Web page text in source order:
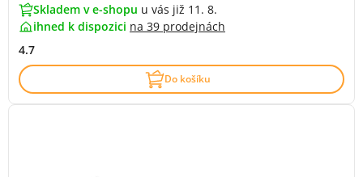
Skladem v e-shopu u vás již 11. 8.
ihned k dispozici na 39 prodejnách
4.7
Do košíku